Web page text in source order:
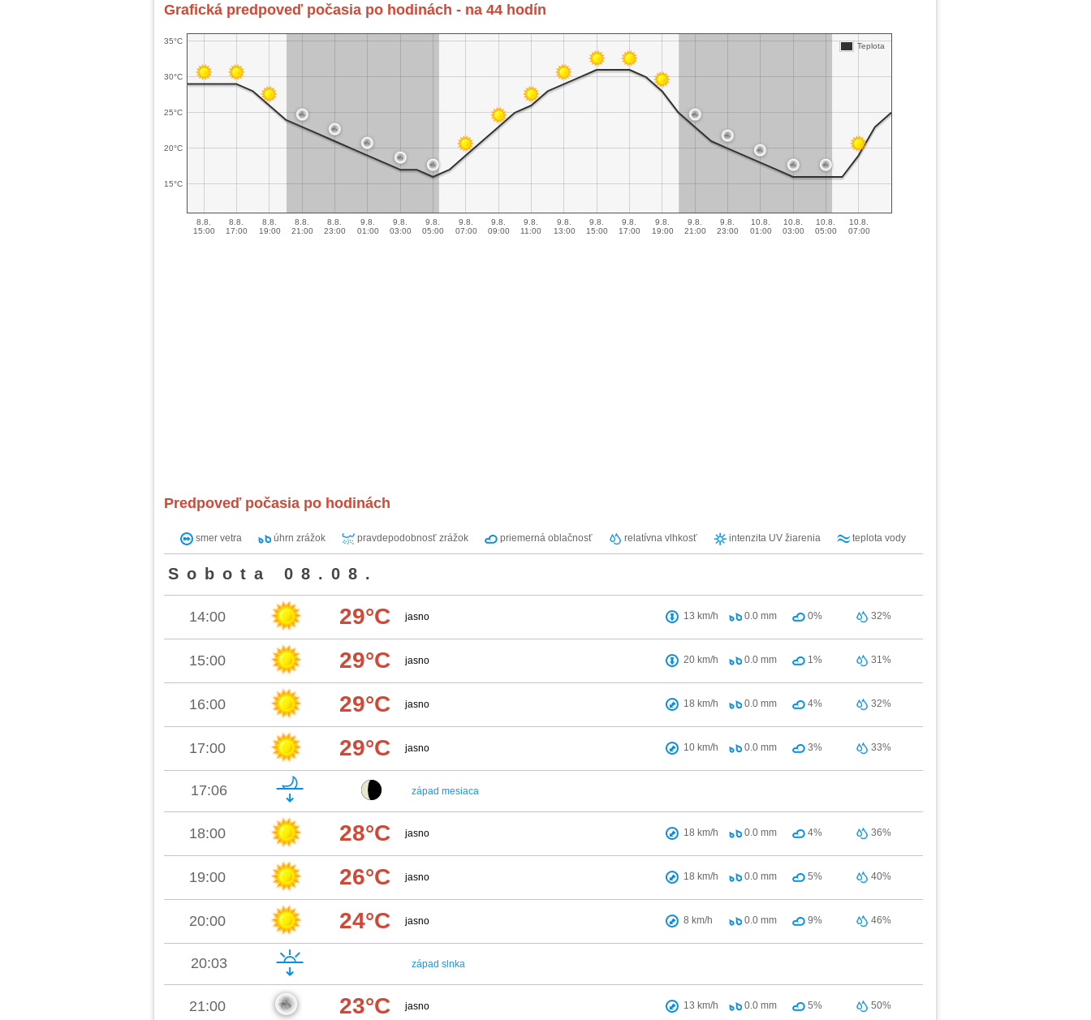
Grafická predpoveď počasia po hodinách - na 44 hodín
8.8.
15:00
8.8.
17:00
8.8.
19:00
8.8.
21:00
8.8.
23:00
9.8.
01:00
9.8.
03:00
9.8.
05:00
9.8.
07:00
9.8.
09:00
9.8.
11:00
9.8.
13:00
9.8.
15:00
9.8.
17:00
9.8.
19:00
9.8.
21:00
9.8.
23:00
10.8.
01:00
10.8.
03:00
10.8.
05:00
10.8.
07:00
15°C
20°C
25°C
30°C
35°C
Teplota
Predpoveď počasia po hodinách
smer vetra úhrn zrážok pravdepodobnosť zrážok priemerná oblačnosť relatívna vlhkosť intenzita UV žiarenia teplota vody
Sobota 08.08.
14:00 29°C jasno 13 km/h 0.0 mm 0% 32%
15:00 29°C jasno 20 km/h 0.0 mm 1% 31%
16:00 29°C jasno 18 km/h 0.0 mm 4% 32%
17:00 29°C jasno 10 km/h 0.0 mm 3% 33%
17:06 západ mesiaca
18:00 28°C jasno 18 km/h 0.0 mm 4% 36%
19:00 26°C jasno 18 km/h 0.0 mm 5% 40%
20:00 24°C jasno 8 km/h 0.0 mm 9% 46%
20:03 západ slnka
21:00 23°C jasno 13 km/h 0.0 mm 5% 50%